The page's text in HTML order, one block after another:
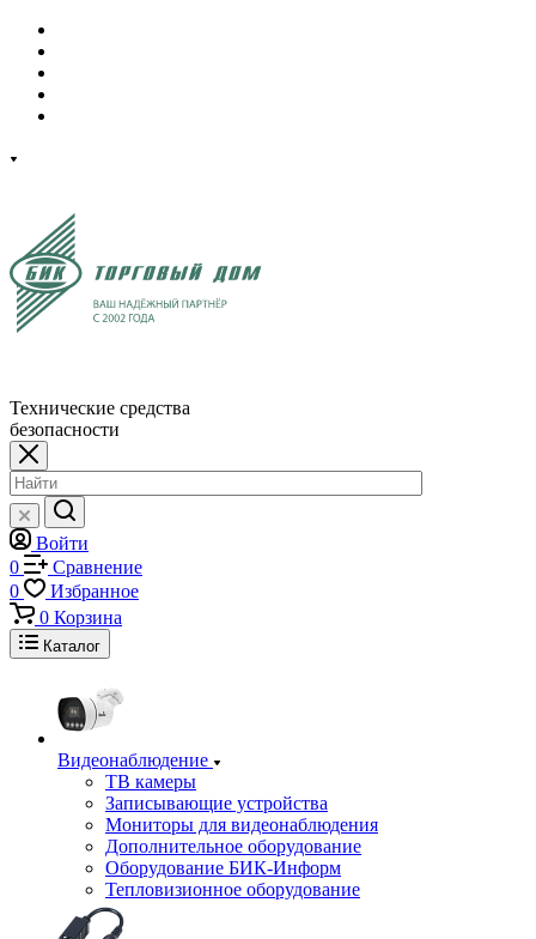
Технические средства
безопасности
Войти
0
Сравнение
0
Избранное
0 Корзина
Каталог
Видеонаблюдение
ТВ камеры
Записывающие устройства
Мониторы для видеонаблюдения
Дополнительное оборудование
Оборудование БИК-Информ
Тепловизионное оборудование